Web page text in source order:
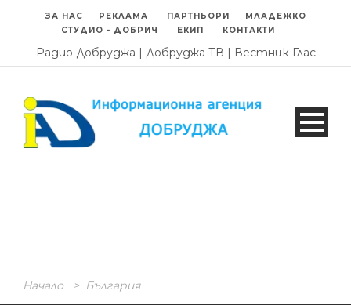
ЗА НАС РЕКЛАМА ПАРТНЬОРИ
МЛАДЕЖКО
СТУДИО - ДОБРИЧ
ЕКИП КОНТАКТИ
Радио Добруджа | Добруджа ТВ | Вестник Глас
Начало > България